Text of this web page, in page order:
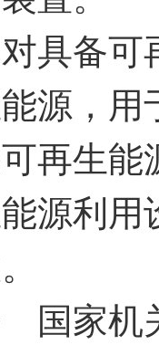
备可再
源，
再生
利用
家机关